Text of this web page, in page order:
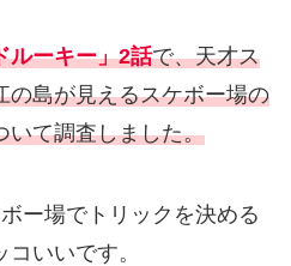
ルーキー」2話で、天才ス
の島が見えるスケボー場の
いて調査しました。
ー場でトリックを決める
いいです。